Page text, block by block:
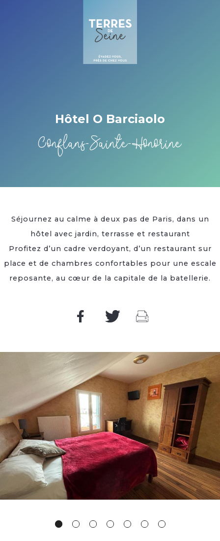
Hôtel O Barciaolo
Conflans-Sainte-Honorine
Séjournez au calme à deux pas de Paris, dans un
hôtel avec jardin, terrasse et restaurant
Profitez d’un cadre verdoyant, d’un restaurant sur
place et de chambres confortables pour une escale
reposante, au cœur de la capitale de la batellerie.